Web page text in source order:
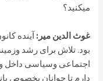
میکنید؟
غوث الدین مير: آینده
بود. تلاش برای رشد
اجتماعی وسیاسی داخل
دارم تا جوانان بخصوص